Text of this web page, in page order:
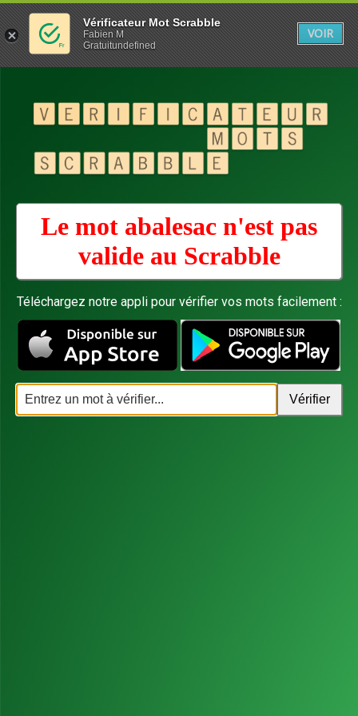
Le mot abalesac n'est pas
valide au Scrabble
Téléchargez notre appli pour vérifier vos mots facilement :
Vérificateur Mot Scrabble
Fabien M
Gratuitundefined
VOIR